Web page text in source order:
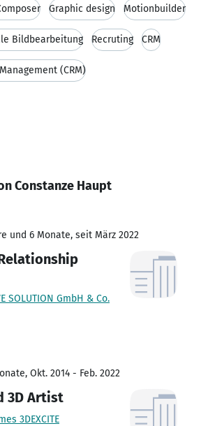
Graphic design Motionbuilder
Bildbearbeitung Recruting CRM
(CRM)
Constanze Haupt
und 6 Monate, seit März 2022
SOLUTION GmbH & Co.
Okt. 2014 - Feb. 2022
3D Artist
3DEXCITE